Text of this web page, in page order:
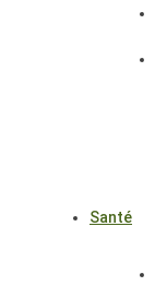
Santé